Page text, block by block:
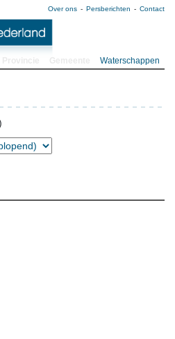
Over ons Persberichten Contact
Waterschappen